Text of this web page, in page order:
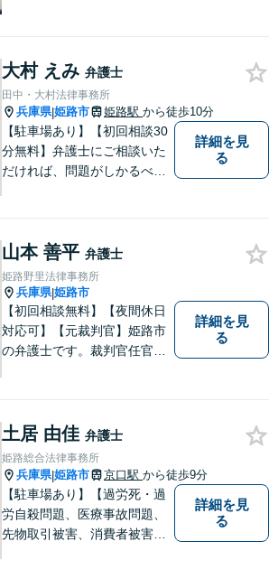
す。 【交通事故】後遺障害の
認定を獲得した事案を多数経
験。
大村 えみ 弁護士
田中・大村法律事務所
兵庫県|姫路市 姫路駅 から徒歩10分
【駐車場あり】【初回相談30
分無料】弁護士にご相談いた
だければ、問題がしかるべき
ら、お早めに弁護士にご相談
ください。
詳細を見
る
山本 善平 弁護士
姫路野里法律事務所
兵庫県|姫路市
【初回相談無料】【夜間休日
対応可】【元裁判官】姫路市
の弁護士です。裁判官任官２
詳細を見
る
土居 由佳 弁護士
姫路総合法律事務所
兵庫県|姫路市 京口駅 から徒歩9分
【駐車場あり】【過労死・過
労自殺問題、医療事故問題、
先物取引被害、消費者被害、
詳細を見
る